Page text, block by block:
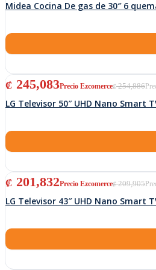
Midea Cocina De gas de 30″ 6
₡254,886
El precio original era: ₡ 254,886.
₡ 245,083
El precio actual es: ₡ 245,083.
LG Televisor 50″ UHD Nano Smart
₡209,905
El precio original era: ₡ 209,905.
₡ 201,832
El precio actual es: ₡ 201,832.
LG Televisor 43″ UHD Nano Smart